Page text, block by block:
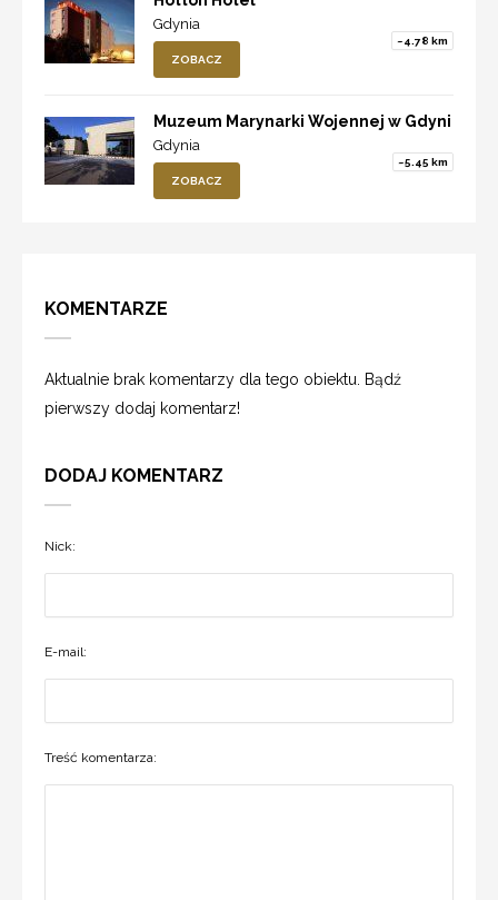
Gdynia
~4.78 km
ZOBACZ
Muzeum Marynarki Wojennej w Gdyni
Gdynia
~5.45 km
ZOBACZ
KOMENTARZE
Aktualnie brak komentarzy dla tego obiektu. Bądź
pierwszy dodaj komentarz!
DODAJ KOMENTARZ
Nick:
E-mail:
Treść komentarza: